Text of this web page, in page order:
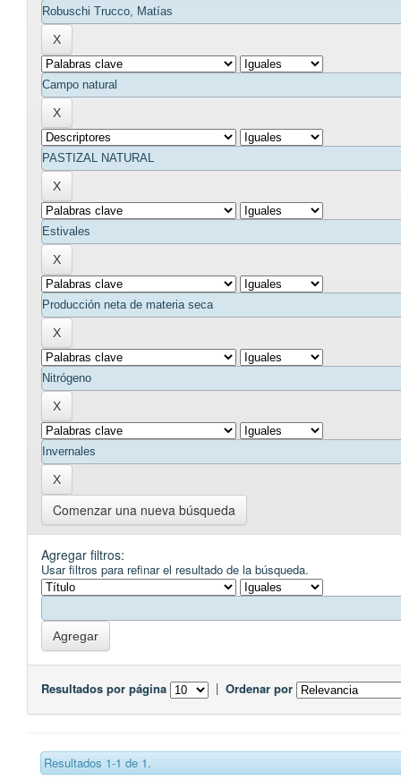
Comenzar una nueva búsqueda
Agregar filtros:
Usar filtros para refinar el resultado de la búsqueda.
Resultados por página | Ordenar por
Resultados 1-1 de 1.